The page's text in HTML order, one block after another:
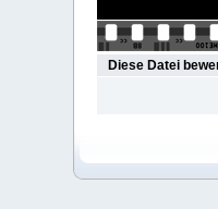
Diese Datei